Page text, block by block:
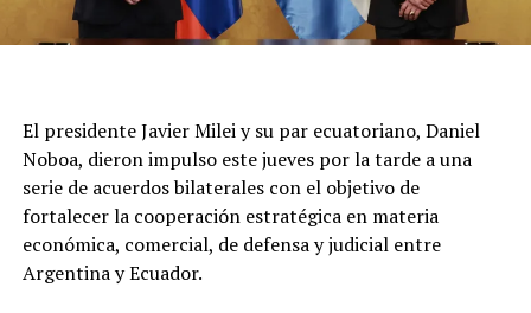
Luego tuvo lugar el encuentro de Milei con el Rey de
España, del que participaron Karina Milei y Quirno. "Su
Por último, a las 17 horas de Argentina, participó de la
ceremonia de juramentación y toma de posesión del
presidente colombiano electo.
Finalmente, a la madrugada de la Argentina, partía el
El presidente Javier Milei y su par ecuatoriano, Daniel
Noboa, dieron impulso este jueves por la tarde a una
serie de acuerdos bilaterales con el objetivo de
fortalecer la cooperación estratégica en materia
económica, comercial, de defensa y judicial entre
Argentina y Ecuador.